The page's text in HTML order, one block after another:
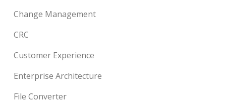
Change Management
CRC
Customer Experience
Enterprise Architecture
File Converter